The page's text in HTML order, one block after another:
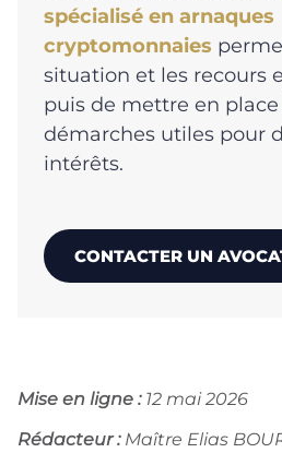
spécialisé en arnaques
cryptomonnaies
situation et les recours
puis de mettre en
démarches utiles pour
intérêts.
CONTACTER UN
Mise en ligne :12 mai 2026
Rédacteur :Maître Elias